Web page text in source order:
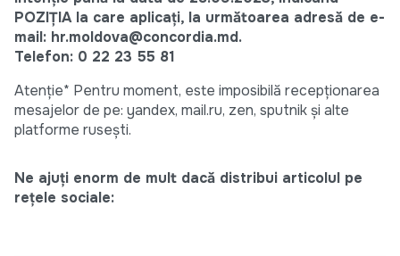
POZIȚIA la care aplicați, la următoarea adresă de e-
mail: hr.moldova@concordia.md.
Telefon: 0 22 23 55 81
Atenție* Pentru moment, este imposibilă recepționarea
mesajelor de pe: yandex, mail.ru, zen, sputnik și alte
platforme rusești.
Ne ajuți enorm de mult dacă distribui articolul pe
rețele sociale: